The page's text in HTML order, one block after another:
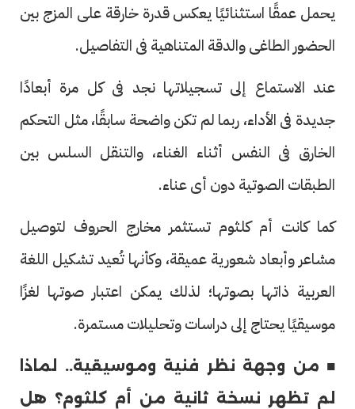
يحمل عمقًا استثنائيًا يعكس قدرة خارقة على المزج بين
الحضور الطاغى والدقة المتناهية فى التفاصيل.
عند الاستماع إلى تسجيلاتها نجد فى كل مرة أبعادًا
جديدة فى الأداء، ربما لم تكن واضحة سابقًا، مثل التحكم
الخارق فى النفس أثناء الغناء، والتنقل السلس بين
الطبقات الصوتية دون أى عناء.
كما كانت أم كلثوم تستثمر مخارج الحروف لتوصيل
مشاعر وأبعاد شعورية عميقة، وكأنها تُعيد تشكيل اللغة
العربية ذاتها بصوتها؛ لذلك يمكن اعتبار صوتها لغزًا
موسيقيًا يحتاج إلى دراسات وتحليلات مستمرة.
■ من وجهة نظر فنية وموسيقية.. لماذا
لم تظهر نسخة ثانية من أم كلثوم؟ هل